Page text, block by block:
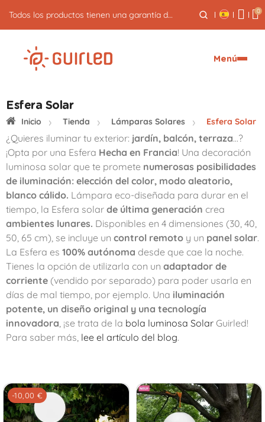
Todos los productos tienen una garantía de 3 años 0
Menú
Esfera Solar
Inicio Tienda Lámparas Solares Esfera Solar
¿Quieres iluminar tu exterior: jardín, balcón, terraza...?
¡Opta por una Esfera Hecha en Francia! Una decoración
luminosa solar que te promete numerosas posibilidades
de iluminación: elección del color, modo aleatorio,
blanco cálido. Lámpara eco-diseñada para durar en el
tiempo, la Esfera solar de última generación crea
ambientes lunares. Disponibles en 4 dimensiones (30, 40,
50, 65 cm), se incluye un control remoto y un panel solar.
La Esfera es 100% autónoma desde que cae la noche.
Tienes la opción de utilizarla con un adaptador de
corriente (vendido por separado) para poder usarla en
días de mal tiempo, por ejemplo. Una iluminación
potente, un diseño original y una tecnología
innovadora, ¡se trata de la bola luminosa Solar Guirled!
Para saber más, lee el artículo del blog.
-10,00 €